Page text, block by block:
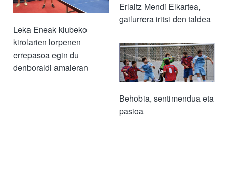
Leka Eneak klubeko
kirolarien lorpenen
errepasoa egin du
denboraldi amaieran
Erlaitz Mendi Elkartea,
gailurrera iritsi den taldea
Behobia, sentimendua eta
pasioa